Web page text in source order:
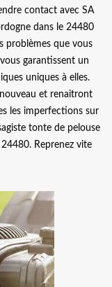
contact avec SA
dans le 24480
problèmes que vous
garantissent un
uniques à elles.
et renaitront
les imperfections sur
tonte de pelouse
Reprenez vite